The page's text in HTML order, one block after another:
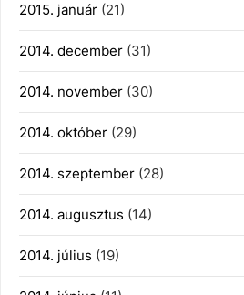
2015. január (21)
2014. december (31)
2014. november (30)
2014. október (29)
2014. szeptember (28)
2014. augusztus (14)
2014. július (19)